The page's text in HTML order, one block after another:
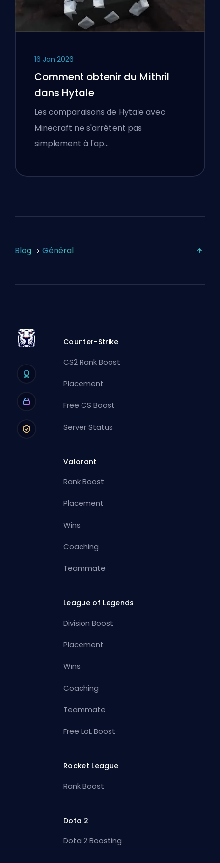
16 Jan 2026
Comment obtenir du Mithril
dans Hytale
Les comparaisons de Hytale avec
Minecraft ne s'arrêtent pas
simplement à l'ap…
Blog Général
Counter-Strike
CS2 Rank Boost
Placement
Free CS Boost
Server Status
Valorant
Rank Boost
Placement
Wins
Coaching
Teammate
League of Legends
Division Boost
Placement
Wins
Coaching
Teammate
Free LoL Boost
Rocket League
Rank Boost
Dota 2
Dota 2 Boosting